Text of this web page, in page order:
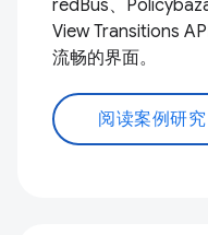
redBus、
View Transitions
流畅的界面。
阅读案例研究